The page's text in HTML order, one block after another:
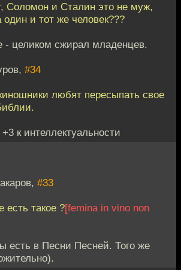
Соломон и Сталин это не муж,
и тот же человек???
- целиком сжирал младенцев.
#34
любят пересыпать свое
к интеллектуальности
#33
есть такое ?[femina in vino non
есть в Песни Песней. Того же